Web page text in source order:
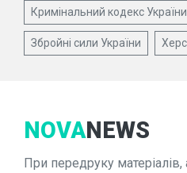
Кримінальний кодекс України
Збройні сили України
NOVANEWS
При передруку